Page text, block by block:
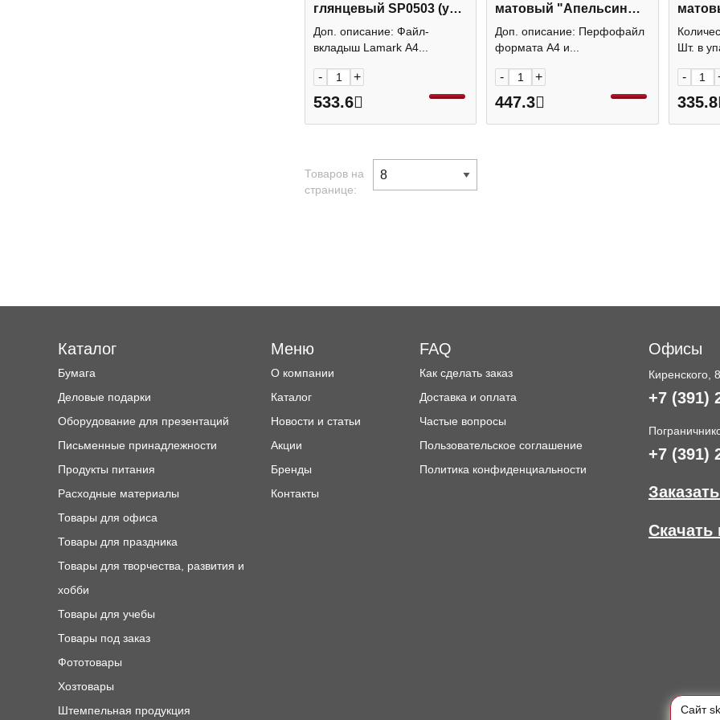
глянцевый SP0503 (уп
100шт) Lamark упаковка
Доп. описание: Файл-
вкладыш Lamark А4...
- +
533.6
матовый "Апельсин
Прозрач." 46701 (уп
100шт) Erich Krause уп
Доп. описание: Перфофайл
формата А4 и...
- +
447.3
Шт. в
-
335.8
Товаров на
странице:
Каталог
Бумага
Деловые подарки
Оборудование для презентаций
Письменные принадлежности
Продукты питания
Расходные материалы
Товары для офиса
Товары для праздника
Товары для творчества, развития и
хобби
Товары для учебы
Товары под заказ
Фототовары
Хозтовары
Штемпельная продукция
Меню
О компании
Каталог
Новости и статьи
Акции
Бренды
Контакты
FAQ
Как сделать заказ
Доставка и оплата
Частые вопросы
Пользовательское соглашение
Политика конфиденциальности
Офисы
Киренского,
+7 (391)
+7 (391)
Скачать
Cайт